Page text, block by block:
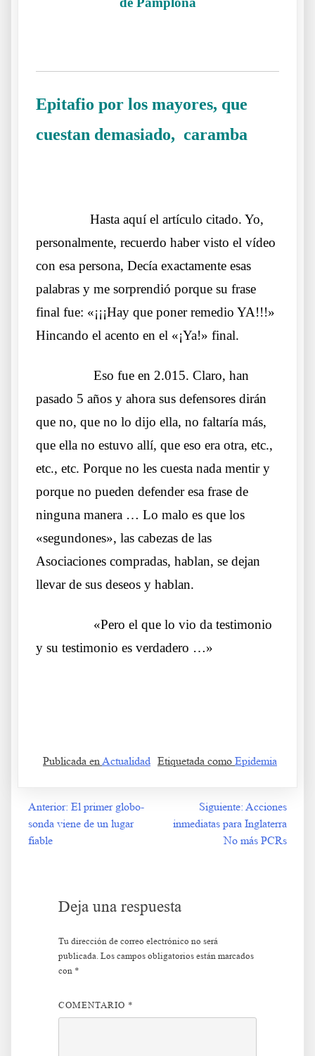
Epitafio por los mayores, que
cuestan demasiado, caramba
Hasta aquí el artículo citado. Yo,
personalmente, recuerdo habervisto el vídeo
con esa persona, Decía exactamente esas
palabras y me sorprendió porque su frase
final fue: «¡¡¡Hay que poner remedio YA!!!»
Hincando el acento en el «¡Ya!» final.
Eso fue en 2.015. Claro, han
pasado 5 años y ahora sus defensores dirán
que no, que no lo dijo ella, no faltaría más,
que ella no estuvo allí, que eso era otra, etc.,
etc., etc. Porque no les cuesta nada mentir y
porque no pueden defender esa frase de
ninguna manera … Lo malo es que los
«segundones», las cabezas de las
Asociaciones compradas, hablan, se dejan
llevar de sus deseos y hablan.
«Pero el que lo vio da testimonio
y su testimonio es verdadero …»
Publicada en Actualidad Etiquetada como Epidemia
Navegación
Anterior: El primer globo-
sonda viene de un lugar
fiable
Siguiente: Acciones
inmediatas para Inglaterra
No más PCRs
Deja una respuesta
Tu dirección de correo electrónico no será
publicada. Los campos obligatorios están marcados
con *
COMENTARIO *